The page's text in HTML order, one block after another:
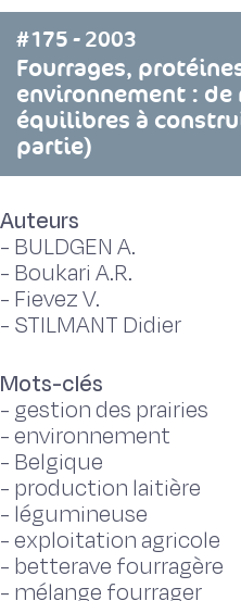
#175 - 2003
Fourrages,
environnement : de
équilibres à
partie)
Auteurs
- BULDGEN A.
- Boukari A.R.
- Fievez V.
- STILMANT Didier
Mots-clés
- gestion des prairies
-environnement
- Belgique
- production laitière
- légumineuse
-exploitation agricole
- betterave fourragère
- mélange fourrager